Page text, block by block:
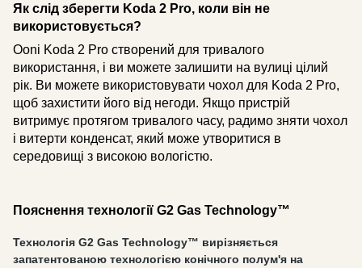
Як слід зберегти Koda 2 Pro, коли він не
використовується?
Ooni Koda 2 Pro створений для тривалого
використання, і ви можете залишити на вулиці цілий
рік. Ви можете використовувати чохол для Koda 2 Pro,
щоб захистити його від негоди. Якщо пристрій
витримує протягом тривалого часу, радимо зняти чохол
і витерти конденсат, який може утворитися в
середовищі з високою вологістю.
Пояснення технології G2 Gas Technology™
Технологія G2 Gas Technology™ вирізняється
запатентованою технологією конічного полум'я на